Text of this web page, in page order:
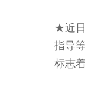
★近日
指导
标志